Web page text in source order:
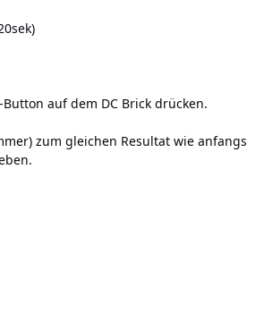
auf dem DC Brick drücken.
zum gleichen Resultat wie anfangs